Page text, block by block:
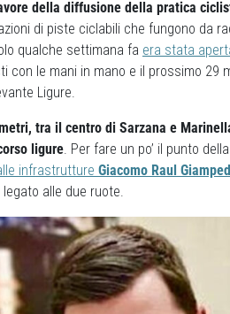
della diffusione della pratica
di piste ciclabili che fungono da
qualche settimana fa era stata
con le mani in mano e il prossimo 29
Ligure.
tra il centro di Sarzana e
ligure. Per fare un po’ il punto
infrastrutture Giacomo Raul
alle due ruote.